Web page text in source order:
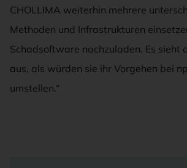
CHOLLIMA weiterhin mehrere
Methoden und Infrastrukturen
Schadsoftware nachzuladen. Es sieht
aus, als würden sie ihr Vorgehen bei
umstellen.“